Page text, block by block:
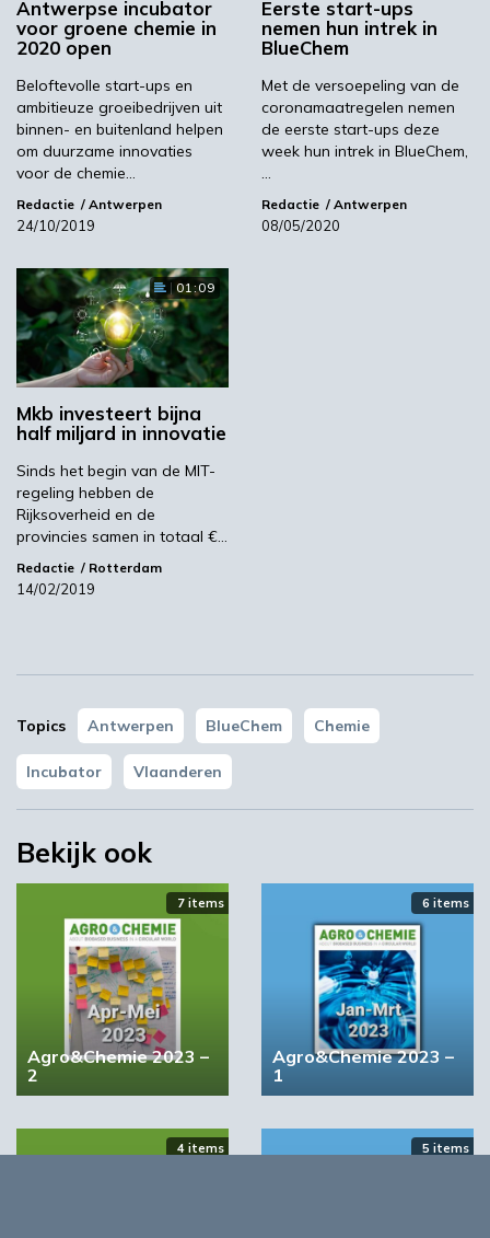
BlueChem
Volgende
'Concrete maatregelen in regeerakkoord voor
YPACK project gestart in Spanje
Antwerpse incubator
voor groene chemie in
2020 open
Beloftevolle start-ups en
ambitieuze groeibedrijven uit
binnen- en buitenland helpen
om duurzame innovaties
voor de chemie…
Redactie Antwerpen
24/10/2019
Eerste start-ups
nemen hun intrek in
BlueChem
Met de versoepeling van de
coronamaatregelen nemen
de eerste start-ups deze
week hun intrek in BlueChem,
…
Redactie Antwerpen
08/05/2020
01:09
Mkb investeert bijna
half miljard in innovatie
Sinds het begin van de MIT-
regeling hebben de
Rijksoverheid en de
provincies samen in totaal €…
Redactie Rotterdam
14/02/2019
Topics Antwerpen BlueChem Chemie
Incubator Vlaanderen
Bekijk ook
7 items
Agro&Chemie 2023 –
2
6 items
Agro&Chemie 2023 –
1
4 items 5 items